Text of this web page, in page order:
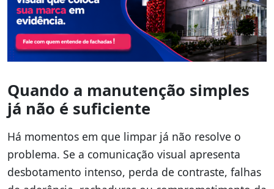
Quando a manutenção simples
já não é suficiente
Há momentos em que limpar já não resolve o
problema. Se a comunicação visual apresenta
desbotamento intenso, perda de contraste, falhas